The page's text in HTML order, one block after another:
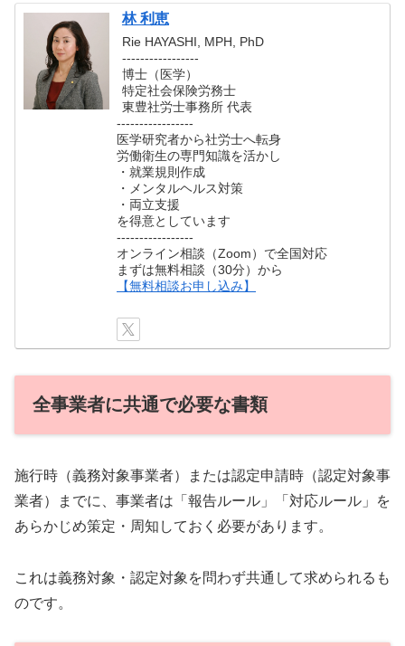
林 利恵
Rie HAYASHI, MPH, PhD
-----------------
博士（医学）
特定社会保険労務士
東豊社労士事務所 代表
-----------------
医学研究者から社労士へ転身
労働衛生の専門知識を活かし
・就業規則作成
・メンタルヘルス対策
・両立支援
を得意としています
-----------------
オンライン相談（Zoom）で全国対応
まずは無料相談（30分）から
【無料相談お申し込み】
全事業者に共通で必要な書類
施行時（義務対象事業者）または認定申請時（認定対象事
業者）までに、事業者は「報告ルール」「対応ルール」を
あらかじめ策定・周知しておく必要があります。
これは義務対象・認定対象を問わず共通して求められるも
のです。